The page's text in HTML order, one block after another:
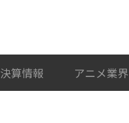
決算情報 アニメ業界